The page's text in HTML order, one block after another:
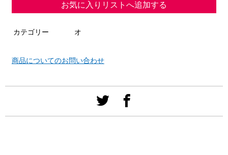
お気に入りリストへ追加する
カテゴリー オ
商品についてのお問い合わせ